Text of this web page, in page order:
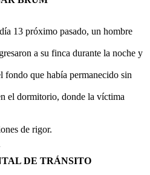
13 próximo pasado, un hombre
a su finca durante la noche y
fondo que había permanecido sin
el dormitorio, donde la víctima
de rigor.
DE TRÁNSITO